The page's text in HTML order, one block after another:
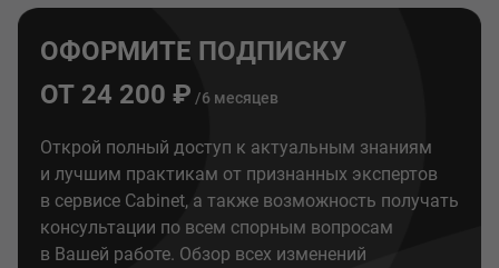
ОФОРМИТЕ ПОДПИСКУ
ОТ 24 200 ₽ /6 месяцев
Открой полный доступ к актуальным знаниям
и лучшим практикам от признанных экспертов
в сервисе Cabinet, а также возможность получать
консультации по всем спорным вопросам
в Вашей работе. Обзор всех изменений